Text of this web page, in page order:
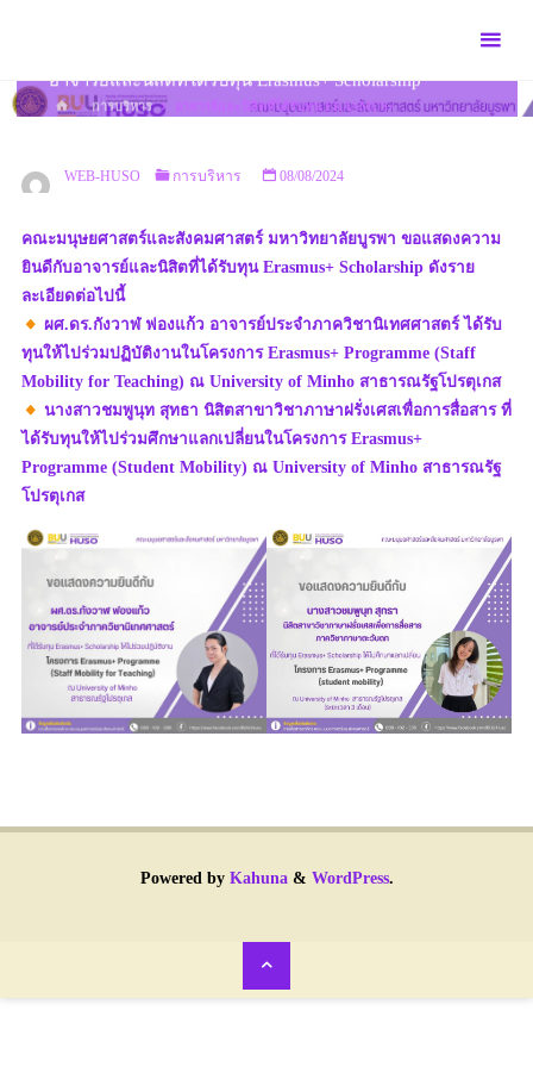
อาจารย์และนิสิตที่ได้รับทุน Erasmus+ Scholarship
HOMEการบริหาร
อาจารย์และนิสิตที่ได้รับทุน ERASMUS+
WEB-HUSO การบริหาร 08/08/2024
คณะมนุษยศาสตร์และสังคมศาสตร์ มหาวิทยาลัยบูรพา ขอแสดงความ
ยินดีกับอาจารย์และนิสิตที่ได้รับทุน Erasmus+ Scholarship ดังราย
ละเอียดต่อไปนี้
ผศ.ดร.กังวาฬ ฟองแก้ว อาจารย์ประจำภาควิชานิเทศศาสตร์ ได้รับ
ทุนให้ไปร่วมปฏิบัติงานในโครงการ Erasmus+ Programme (Staff
Mobility for Teaching) ณ University of Minho สาธารณรัฐโปรตุเกส
นางสาวชมพูนุท สุทธา นิสิตสาขาวิชาภาษาฝรั่งเศสเพื่อการสื่อสาร ที่
ได้รับทุนให้ไปร่วมศึกษาแลกเปลี่ยนในโครงการ Erasmus+
Programme (Student Mobility) ณ University of Minho สาธารณรัฐ
โปรตุเกส
Powered byKahuna& WordPress.
Back
to